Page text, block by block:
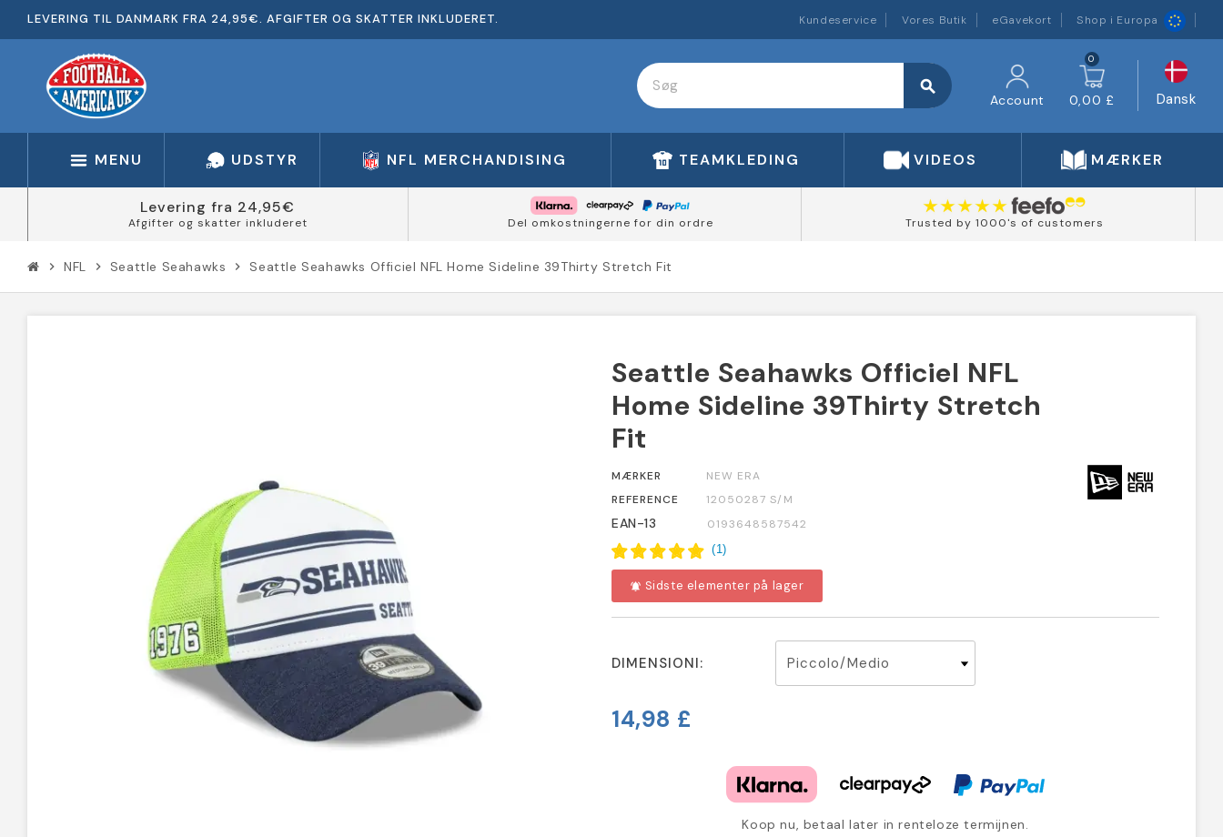
LEVERING TIL DANMARK FRA 24,95€. AFGIFTER OG SKATTER INKLUDERET. Kundeservice Vores Butik eGavekort Shop i Europa
search
Account
0
0,00 £ Dansk
MENU UDSTYR NFL MERCHANDISING TEAMKLEDING VIDEOS MÆRKER
Levering fra 24,95€
Afgifter og skatter inkluderet Del omkostningerne for din ordre Trusted by 1000's of customers
chevron_right NFL chevron_right Seattle Seahawks chevron_right Seattle Seahawks Officiel NFL Home Sideline 39Thirty Stretch Fit
Seattle Seahawks Officiel NFL
Home Sideline 39Thirty Stretch
Fit
MÆRKER
NEW ERA
REFERENCE
12050287 S/M
EAN-13 0193648587542
(1)
notifications_active Sidste elementer på lager
DIMENSIONI:
14,98 £
Koop nu, betaal later in renteloze termijnen.